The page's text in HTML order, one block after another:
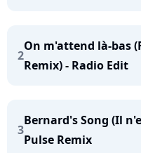
2
On m'attend là-bas
Remix) - Radio Edit
3
Bernard's Song (Il
Pulse Remix